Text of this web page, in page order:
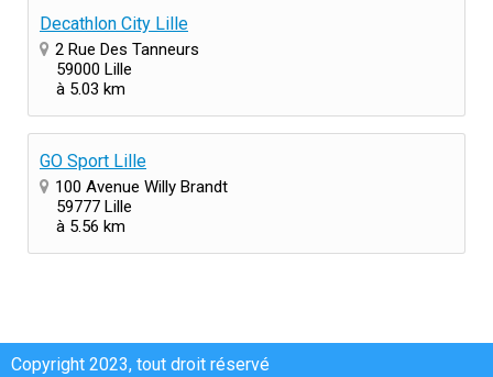
Decathlon City Lille
2 Rue Des Tanneurs
59000 Lille
à 5.03 km
GO Sport Lille
100 Avenue Willy Brandt
59777 Lille
à 5.56 km
Copyright 2023, tout droit réservé